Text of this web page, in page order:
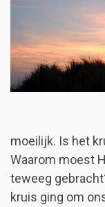
moeilijk. Is het
Waarom moest
teweeg
kruis ging om